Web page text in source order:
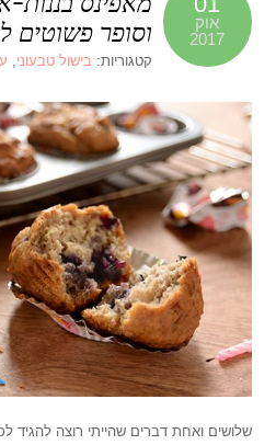
אוק
2017
וסופר פשוטים
קטגוריות:בישול טבעוני,
שלושים ואחת דברים שהייתי רוצה להגיד